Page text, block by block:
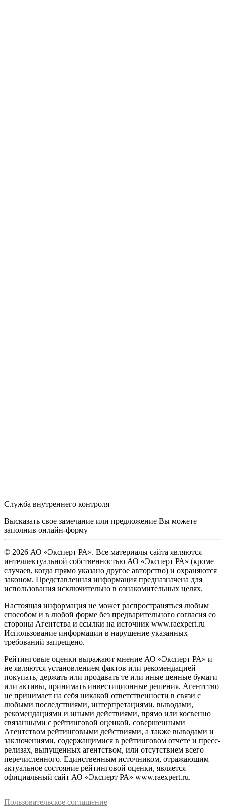
Служба внутреннего контроля
Высказать свое замечание или предложение Вы можете
заполнив онлайн-форму
© 2026 АО «Эксперт РА». Все материалы сайта являются
интеллектуальной собственностью АО «Эксперт РА» (кроме
случаев, когда прямо указано другое авторство) и охраняются
законом. Представленная информация предназначена для
использования исключительно в ознакомительных целях.
Настоящая информация не может распространяться любым
способом и в любой форме без предварительного согласия со
стороны Агентства и ссылки на источник www.raexpert.ru
Использование информации в нарушение указанных
требований запрещено.
Рейтинговые оценки выражают мнение АО «Эксперт РА» и
не являются установлением фактов или рекомендацией
покупать, держать или продавать те или иные ценные бумаги
или активы, принимать инвестиционные решения. Агентство
не принимает на себя никакой ответственности в связи с
любыми последствиями, интерпретациями, выводами,
рекомендациями и иными действиями, прямо или косвенно
связанными с рейтинговой оценкой, совершенными
Агентством рейтинговыми действиями, а также выводами и
заключениями, содержащимися в рейтинговом отчете и пресс-
релизах, выпущенных агентством, или отсутствием всего
перечисленного. Единственным источником, отражающим
актуальное состояние рейтинговой оценки, является
официальный сайт АО «Эксперт РА» www.raexpert.ru.
Пользовательское соглашение